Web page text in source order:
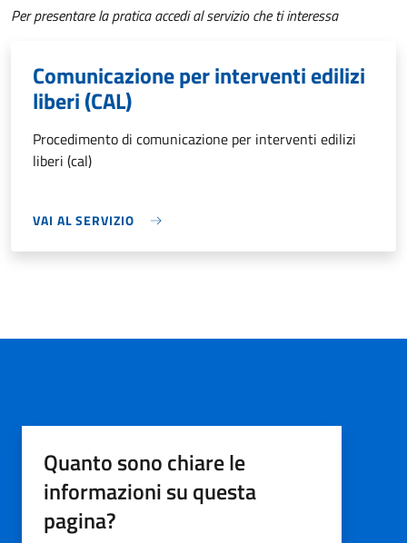
Per presentare la pratica accedi al servizio che ti interessa
Comunicazione per interventi edilizi
liberi (CAL)
Procedimento di comunicazione per interventi edilizi
liberi (cal)
VAI AL SERVIZIO
Quanto sono chiare le
informazioni su questa
pagina?